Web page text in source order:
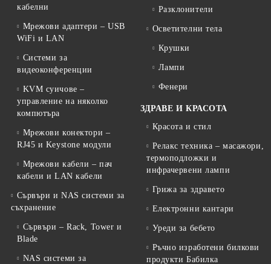
кабелни
Мрежови адаптери – USB
WiFi и LAN
Системи за
видеоконференции
KVM суичове –
управление на няколко
компютъра
Мрежови конектори –
RJ45 и Keystone модули
Мрежови кабели – пач
кабели и LAN кабели
Сървъри и NAS системи за
съхранение
Сървъри – Rack, Tower и
Blade
NAS системи за
Разклонители
Осветителни тела
Крушки
Лампи
Фенери
ЗДРАВЕ И КРАСОТА
Красота и стил
Релакс техника – масажори,
термоподложки и
инфрачервени лампи
Грижа за здравето
Електронни кантари
Уреди за бебето
Ръчно изработени билкови
продукти Бабилка